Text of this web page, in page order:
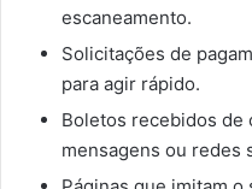
escaneamento.
Solicitações de
para agir rápido.
Boletos recebidos de
mensagens ou redes